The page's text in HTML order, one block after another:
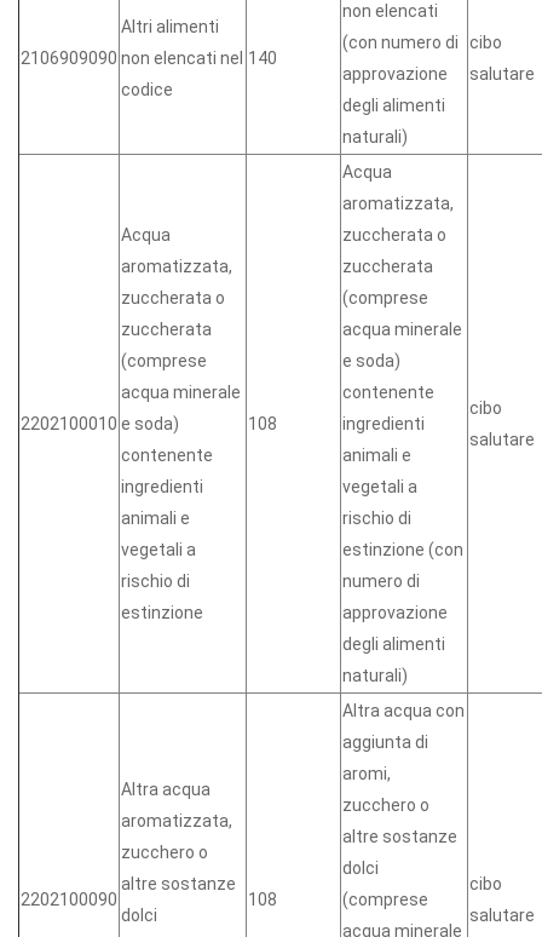
2106909090
Altri alimenti
non elencati nel
codice
140
non elencati
(con numero di
approvazione
degli alimenti
naturali)
cibo
salutare
2202100010
Acqua
aromatizzata,
zuccherata o
zuccherata
(comprese
acqua minerale
e soda)
contenente
ingredienti
animali e
vegetali a
rischio di
estinzione
108
Acqua
aromatizzata,
zuccherata o
zuccherata
(comprese
acqua minerale
e soda)
contenente
ingredienti
animali e
vegetali a
rischio di
estinzione (con
numero di
approvazione
degli alimenti
naturali)
cibo
salutare
2202100090
Altra acqua
aromatizzata,
zucchero o
altre sostanze
dolci
108
Altra acqua con
aggiunta di
aromi,
zucchero o
altre sostanze
dolci
(comprese
acqua minerale
cibo
salutare